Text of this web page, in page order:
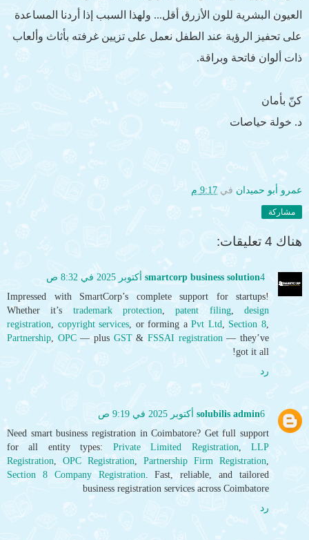
العيون البشرية للون الأزرق أقل... ولهذا السبب إذا أردنا المساعدة
على تحفيز الرؤية عند الطفل نعمل على تزيين غرفته بأثاث وألعاب
ذات ألوان فاتحة وبراقة.
كنّ بأمان
د. خولة حياصات
عمرو أبو حميدان في 9:17 م
مشاركة
هناك 4 تعليقات:
smartcorp business solution4 أكتوبر 2025 في 8:32 ص
Impressed with SmartCorp’s complete support for startups!
Whether it’s trademark protection ,patent filing,design
registration
copyright services , or forming aPvt Ltd Section 8
Partnership
OPC— plus GST&FSSAI registration — they’ve
got it all!
رد
solubilis admin6 أكتوبر 2025 في 9:19 ص
Need smart business registration in Coimbatore? Get full support
for all entity types: Private Limited Registration ,LLP
Registration
OPC Registration Partnership Firm Registration
Section 8 Company Registration . Fast, reliable, and tailored
business registration services across Coimbatore
رد